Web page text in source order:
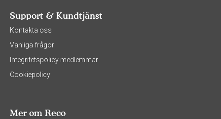
Support & Kundtjänst
Kontakta oss
Vanliga frågor
Integritetspolicy medlemmar
Cookiepolicy
Mer om Reco